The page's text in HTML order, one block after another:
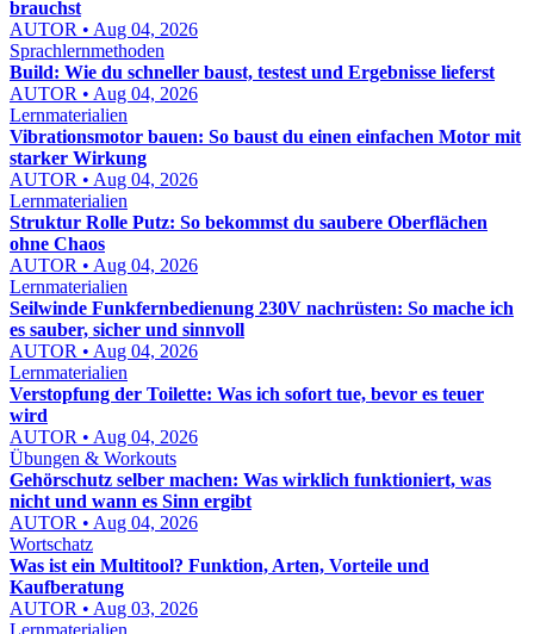
brauchst
AUTOR • Aug 04, 2026
Sprachlernmethoden
Build: Wie du schneller baust, testest und Ergebnisse lieferst
AUTOR • Aug 04, 2026
Lernmaterialien
Vibrationsmotor bauen: So baust du einen einfachen Motor mit
starker Wirkung
AUTOR • Aug 04, 2026
Lernmaterialien
Struktur Rolle Putz: So bekommst du saubere Oberflächen
ohne Chaos
AUTOR • Aug 04, 2026
Lernmaterialien
Seilwinde Funkfernbedienung 230V nachrüsten: So mache ich
es sauber, sicher und sinnvoll
AUTOR • Aug 04, 2026
Lernmaterialien
Verstopfung der Toilette: Was ich sofort tue, bevor es teuer
wird
AUTOR • Aug 04, 2026
Übungen & Workouts
Gehörschutz selber machen: Was wirklich funktioniert, was
nicht und wann es Sinn ergibt
AUTOR • Aug 04, 2026
Wortschatz
Was ist ein Multitool? Funktion, Arten, Vorteile und
Kaufberatung
AUTOR • Aug 03, 2026
Lernmaterialien